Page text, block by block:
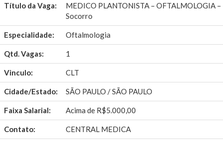
Título da Vaga:
MEDICO PLANTONISTA – OFTALMOLOGIA
Socorro
Especialidade: Oftalmologia
Qtd. Vagas: 1
Vinculo: CLT
Cidade/Estado: SÃO PAULO / SÃO PAULO
Faixa Salarial: Acima de R$5.000,00
Contato: CENTRAL MEDICA